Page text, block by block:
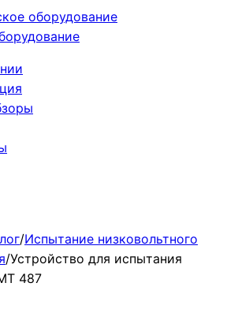
оборудование
/Испытание низковольтного
/Устройство для испытания
487